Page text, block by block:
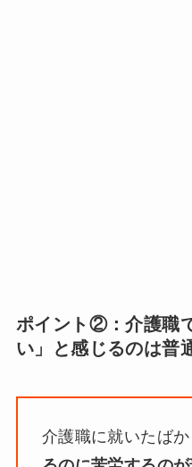
ポイント②：介護職
い」と感じるのは普
介護職に就いたば